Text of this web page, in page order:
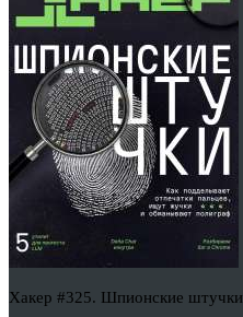
Хакер #325. Шпионские штучки